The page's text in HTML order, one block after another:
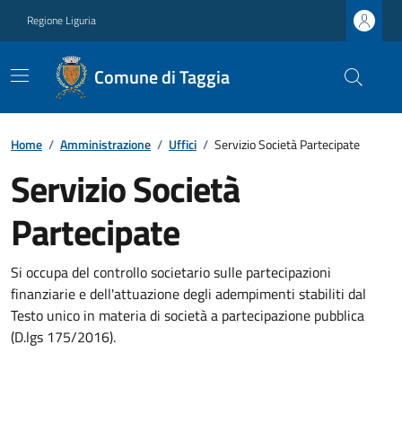
Regione Liguria
Comune di Taggia
Home / Amministrazione / Uffici / Servizio Società Partecipate
Servizio Società
Partecipate
Si occupa del controllo societario sulle partecipazioni
finanziarie e dell'attuazione degli adempimenti stabiliti dal
Testo unico in materia di società a partecipazione pubblica
(D.lgs 175/2016).